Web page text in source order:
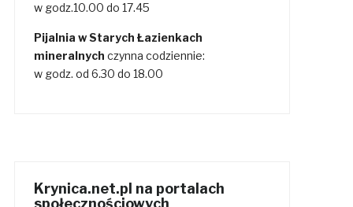
w godz.10.00 do 17.45
Pijalnia w Starych Łazienkach
mineralnych czynna codziennie:
w godz. od 6.30 do 18.00
Krynica.net.pl na portalach
społecznościowych